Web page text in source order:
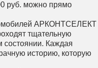
руб. можно прямо
АРКОНТСЕЛЕКТ
тщательную
состоянии. Каждая
историю, которую